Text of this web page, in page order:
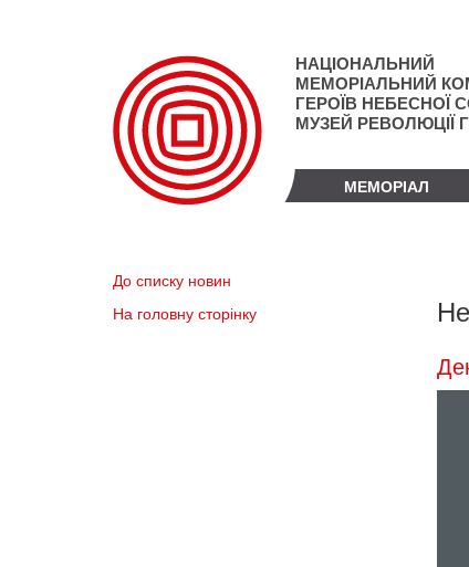
НАЦІОНАЛЬНИЙ
МЕМОРІАЛЬНИЙ
ГЕРОЇВ НЕБЕСНОЇ
МУЗЕЙ РЕВОЛЮЦІЇ
МЕМОРІАЛ
До списку новин
На головну сторінку